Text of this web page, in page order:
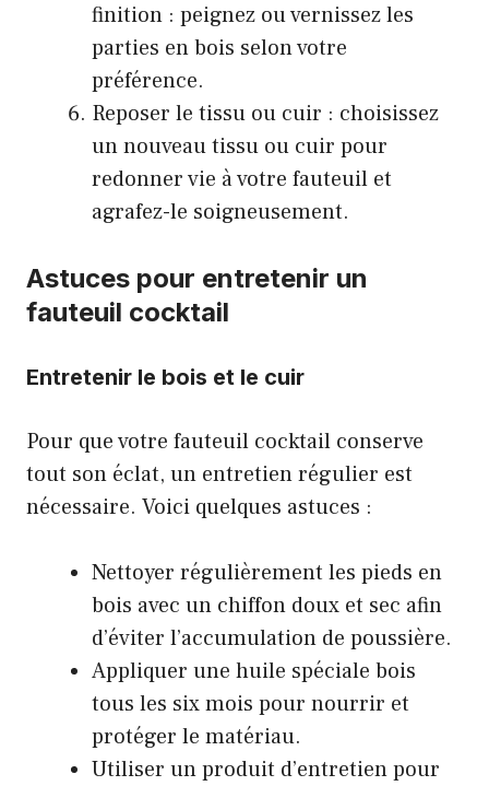
finition : peignez ou vernissez les
parties en bois selon votre
préférence.
Reposer le tissu ou cuir : choisissez
un nouveau tissu ou cuir pour
redonner vie à votre fauteuil et
agrafez-le soigneusement.
Astuces pour entretenir un
fauteuil cocktail
Entretenir le bois et le cuir
Pour que votre fauteuil cocktail conserve
tout son éclat, un entretien régulier est
nécessaire. Voici quelques astuces :
Nettoyer régulièrement les pieds en
bois avec un chiffon doux et sec afin
d’éviter l’accumulation de poussière.
Appliquer une huile spéciale bois
tous les six mois pour nourrir et
protéger le matériau.
Utiliser un produit d’entretien pour